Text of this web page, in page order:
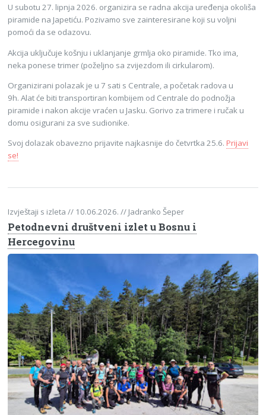
U subotu 27. lipnja 2026. organizira se radna akcija uređenja okoliša
piramide na Japetiću. Pozivamo sve zainteresirane koji su voljni
pomoći da se odazovu.
Akcija uključuje košnju i uklanjanje grmlja oko piramide. Tko ima,
neka ponese trimer (poželjno sa zvijezdom ili cirkularom).
Organizirani polazak je u 7 sati s Centrale, a početak radova u
9h. Alat će biti transportiran kombijem od Centrale do podnožja
piramide i nakon akcije vraćen u Jasku. Gorivo za trimere i ručak u
domu osigurani za sve sudionike.
Svoj dolazak obavezno prijavite najkasnije do četvrtka 25.6.Prijavi
se!
Izvještaji s izleta// 10.06.2026. // Jadranko Šeper
Petodnevni društveni izlet u Bosnu i
Hercegovinu